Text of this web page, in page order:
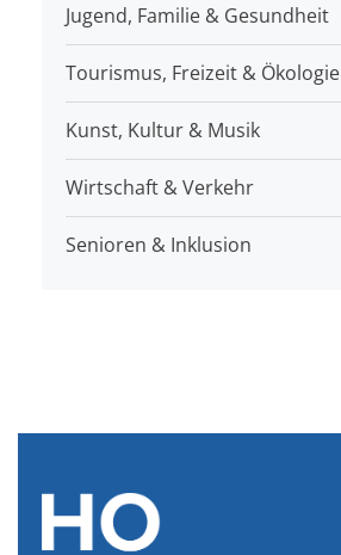
Jugend, Familie & Gesundheit
Tourismus, Freizeit & Ökologie
Kunst, Kultur & Musik
Wirtschaft & Verkehr
Senioren & Inklusion